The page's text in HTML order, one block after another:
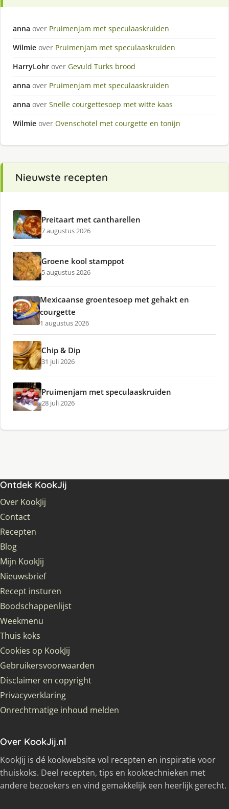
anna over Pruimenjam met speculaaskruiden
Wilmie over Pruimenjam met speculaaskruiden
HarryLohr over Gevuld Turks brood
anna over Pruimenjam met speculaaskruiden
anna over Snelle courgettesoep met witte kaas
Wilmie over Ovenschotel met courgette en tonijn
Nieuwste recepten
Preitaart met cantharellen
7 augustus 2026
Groene kool stamppot
5 augustus 2026
Mexicaanse groentesoep met gehakt en
courgette
1 augustus 2026
Chip & Dip
31 juli 2026
Pruimenjam met speculaaskruiden
28 juli 2026
Ontdek KookJij
Over KookJij
Contact
Recepten
Blog
Mijn KookJij
Nieuwsbrief
Recept insturen
Boodschappenlijst
Weekmenu
Thuis koks
Cookies op KookJij
Gebruikersvoorwaarden
Disclaimer en copyright
Privacyverklaring
Onrechtmatige inhoud melden
Over KookJij.nl
KookJij is dé kookwebsite vol recepten en inspiratie voor
thuiskoks. Deel recepten, tips en kooktechnieken met
andere bezoekers en vind gemakkelijk een heerlijk gerecht.